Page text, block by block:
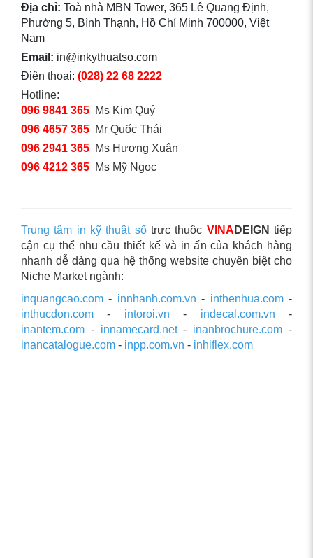
Địa chỉ: Toà nhà MBN Tower, 365 Lê Quang Định,
Phường 5, Bình Thạnh, Hồ Chí Minh 700000, Việt
Nam
Email: in@inkythuatso.com
Điện thoại: (028) 22 68 2222
Hotline:
096 9841 365 Ms Kim Quý
096 4657 365 Mr Quốc Thái
096 2941 365 Ms Hương Xuân
096 4212 365 Ms Mỹ Ngọc
Trung tâm in kỹ thuật sốtrực thuộc VINA DEIGN tiếp
cận cụ thể nhu cầu thiết kế và in ấn của khách hàng
nhanh dễ dàng qua hệ thống website chuyên biệt cho
Niche Market ngành:
inquangcao.com - innhanh.com.vn - inthenhua.com-
inthucdon.com - intoroi.vn - indecal.com.vn -
inantem.com - innamecard.net- inanbrochure.com -
inancatalogue.com - inpp.com.vn - inhiflex.com